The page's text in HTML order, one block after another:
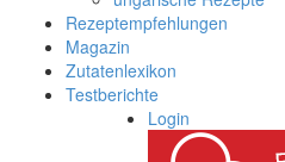
Rezeptempfehlungen
Magazin
Zutatenlexikon
Testberichte
Login